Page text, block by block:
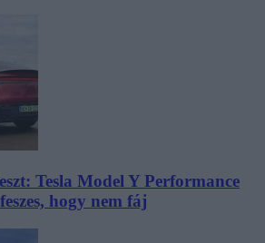
Tesla Model Y Performance
hogy nem fáj